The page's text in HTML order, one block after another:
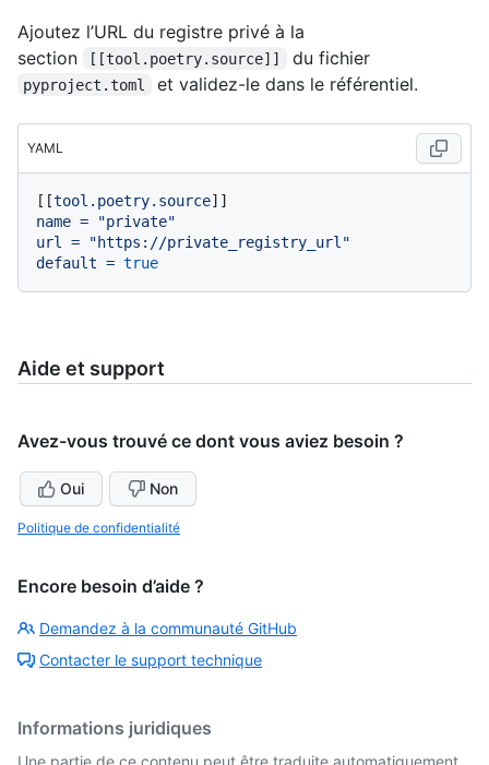
Ajoutez l’URL du registre privé à la
section
[[tool.poetry.source]] du fichier
pyproject.toml et validez-le dans le référentiel.
YAML
[[tool.poetry.source
name =
"private"
url
=
"https://private_registry_url"
default = true
Aide et support
Avez-vous trouvé ce dont vous aviez besoin ?
Oui Non
Politique de confidentialité
Encore besoin d’aide ?
Demandez à la communauté GitHub
Contacter le support technique
Informations juridiques
Une partie de ce contenu peut être traduite automatiquement